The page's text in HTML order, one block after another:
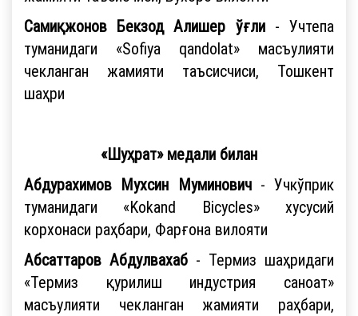
Самиқжонов Бекзод Алишер ўғли- Учтепа
туманидаги «Sofiya qandolat» масъулияти
чекланган жамияти таъсисчиси, Тошкент
шаҳри
«Шуҳрат» медали билан
Абдурахимов Мухсин Муминович- Учкўприк
туманидаги «Kokand Bicycles» хусусий
корхонаси раҳбари, Фарғона вилояти
Абсаттаров Абдулвахаб - Термиз шаҳридаги
«Термиз қурилиш индустрия саноат»
масъулияти чекланган жамияти раҳбари,